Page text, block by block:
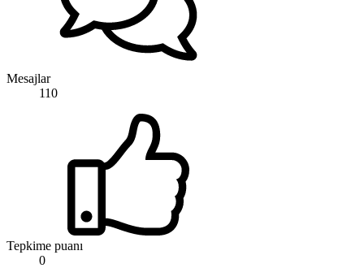
Mesajlar
110
Tepkime puanı
0